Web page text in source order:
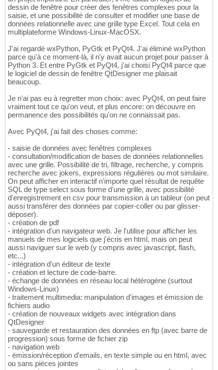
dessin de fenêtre pour créer des fenêtres complexes pour la
saisie, et une possibilité de consulter et modifier une base de
données relationnelle avec une grille type Excel. Tout cela en
multiplateforme Windows-Linux-MacOSX.
J'ai regardé wxPython, PyGtk et PyQt4. J'ai éliminé wxPython
parce qu'à ce moment-là, il n'y avait aucun projet pour passer à
Python 3. Et entre PyGtk et PyQt4, j'ai choisi PyQt4 parce que
le logiciel de dessin de fenêtre QtDesigner me plaisait
beaucoup.
Je n'ai pas eu à regretter mon choix: avec PyQt4, on peut faire
vraiment tout ce qu'on veut, et plus encore: on découvre en
permanence des possibilités qu'on ne connaissait pas.
Avec PyQt4, j'ai fait des choses comme:
- saisie de données avec fenêtres complexes
- consultation/modification de bases de données relationnelles
avec une grille. Possibilité de tri, filtrage, recherche, y compris
recherche avec jokers, expressions régulières ou mot similaire.
On peut afficher en interactif n'importe quel résultat de requête
SQL de type select sous forme d'une grille, avec possibilité
d'enregistrement en csv pour transmission à un tableur (on peut
aussi transférer des données par copier-coller ou par glisser-
déposer).
- création de pdf
- intégration d'un navigateur web. Je l'utilise pour afficher les
manuels de mes logiciels que j'écris en html, mais on peut
aussi naviguer sur le web (y compris avec javascript, flash,
etc...)
- intégration d'un éditeur de texte
- création et lecture de code-barre.
- échange de données en réseau local hétérogène (surtout
Windows-Linux)
- traitement multimedia: manipulation d'images et émission de
fichiers audio
- création de nouveaux widgets avec intégration dans
QtDesigner
- sauvegarde et restauration des données en ftp (avec barre de
progression) sous forme de fichier zip
- navigation web
- émission/réception d'emails, en texte simple ou en html, avec
ou sans pièces jointes